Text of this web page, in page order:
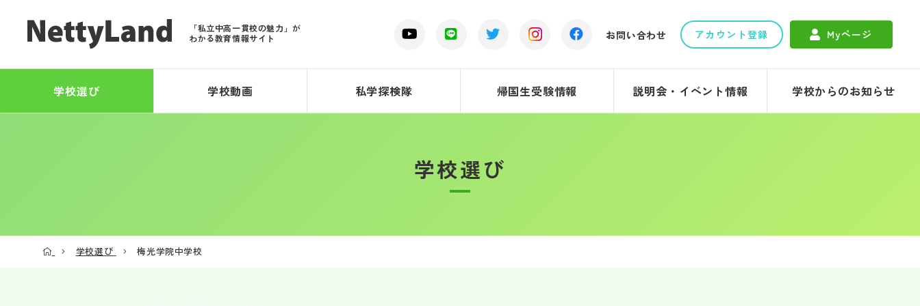
「私立中高一貫校の魅力」が
わかる教育情報サイト
お問い合わせ アカウント登録 Myページ
学校選び 学校動画 私学探検隊 帰国生受験情報 説明会・イベント情報 学校からのお知らせ
学校選び
学校選び 梅光学院中学校